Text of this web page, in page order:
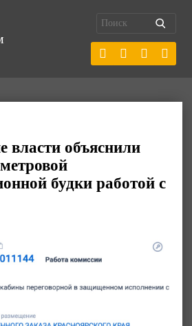
власти объяснили
будки работой с